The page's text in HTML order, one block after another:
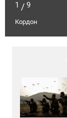
1 / 9
Кордон